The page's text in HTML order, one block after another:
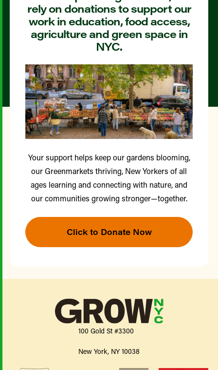
rely on donations to support our
work in education, food access,
agriculture and green space in
NYC.
Your support helps keep our gardens blooming,
our Greenmarkets thriving, New Yorkers of all
ages learning and connecting with nature, and
our communities growing stronger—together.
Click to Donate Now
100 Gold St #3300
New York, NY 10038